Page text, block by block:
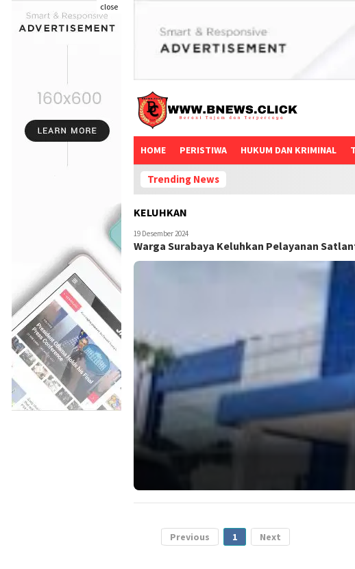
close
HOME PERISTIWA HUKUM DAN KRIMINAL
Trending News
KELUHKAN
19 Desember 2024
Warga Surabaya Keluhkan Pelayanan
Previous 1 Next